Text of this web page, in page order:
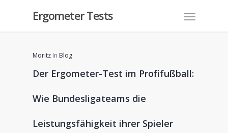
Ergometer Tests
Moritz In Blog
Der Ergometer-Test im Profifußball:
Wie Bundesligateams die
Leistungsfähigkeit ihrer Spieler